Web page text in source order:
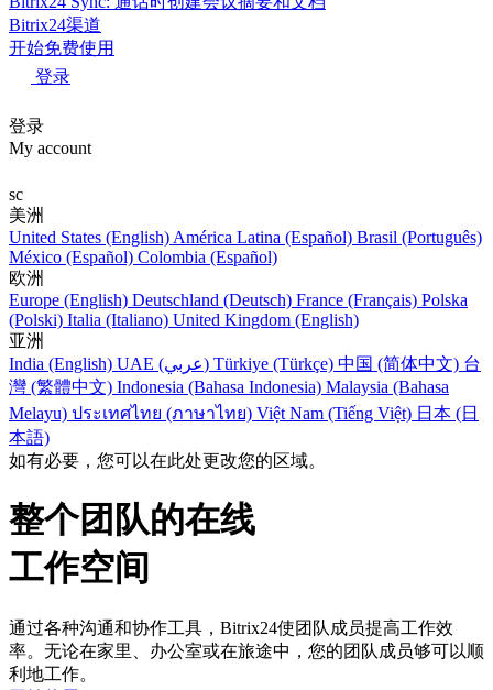
Bitrix24渠道
开始免费使用
登录
登录
My account
sc
美洲
United States (English) América Latina (Español) Brasil (Português)
México (Español) Colombia (Español)
欧洲
Europe (English) Deutschland (Deutsch) France (Français) Polska
(Polski) Italia (Italiano) United Kingdom (English)
亚洲
India (English)
UAE (عربي) Türkiye (Türkçe) 中国 (简体中文) 台
灣 (繁體中文) Indonesia (Bahasa Indonesia) Malaysia (Bahasa
Melayu) ประเทศไทย (ภาษาไทย) Việt Nam (Tiếng Việt) 日本 (日
本語)
如有必要，您可以在此处更改您的区域。
整个团队的在线
工作空间
通过各种沟通和协作工具，Bitrix24使团队成员提高工作效
率。无论在家里、办公室或在旅途中，您的团队成员够可以顺
利地工­作。